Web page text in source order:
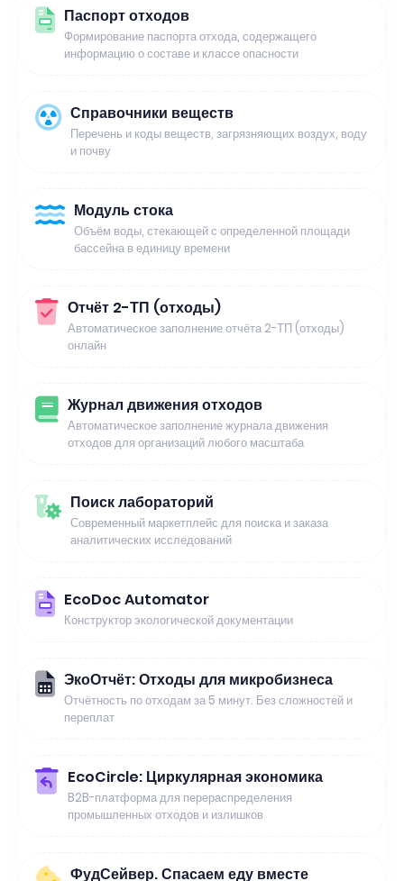
Паспорт отходов
Формирование паспорта отхода, содержащего
информацию о составе и классе опасности
Справочники веществ
Перечень и коды веществ, загрязняющих воздух, воду
и почву
Модуль стока
Объём воды, стекающей с определенной площади
бассейна в единицу времени
Отчёт 2-ТП (отходы)
Автоматическое заполнение отчёта 2-ТП (отходы)
онлайн
Журнал движения отходов
Автоматическое заполнение журнала движения
отходов для организаций любого масштаба
Поиск лабораторий
Современный маркетплейс для поиска и заказа
аналитических исследований
EcoDoc Automator
Конструктор экологической документации
ЭкоОтчёт: Отходы для микробизнеса
Отчётность по отходам за 5 минут. Без сложностей и
переплат
EcoCircle: Циркулярная экономика
B2B-платформа для перераспределения
промышленных отходов и излишков
ФудСейвер. Спасаем еду вместе